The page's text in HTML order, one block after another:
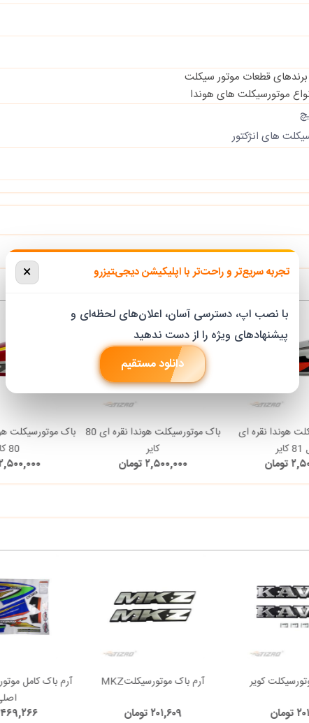
برندهای قطعات موتور سیکلت
موتورسیکلت های هوندا
های انژکتور
هوندا نقره ای
باک موتورسیکلت هوندا نقره ای 80
کایر
۲,۵۰۰,۰۰۰ تومان
باک موتورسیکلت
80 کایر
۲,۵۰۰,۰۰۰
کویر آرم باک موتورسیکلتMKZ
۲۰۱,۶۰۹ تومان
آرم باک کامل
۴۶۹,۲۶۶ تومان
تجربه سریع‌تر و راحت‌تر با اپلیکیشن دیجی‌‍تیزرو ×
با نصب اپ، دسترسی آسان، اعلان‌های لحظه‌ای و
پیشنهادهای ویژه را از دست ندهید
دانلود مستقیم